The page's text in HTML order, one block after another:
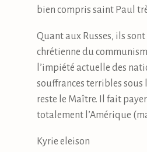
bien compris saint Paul
Quant aux Russes, ils
chrétienne du
l’impiété actuelle des
souffrances terribles sous
reste le Maître. Il fait
totalement l’Amérique
Kyrie eleison